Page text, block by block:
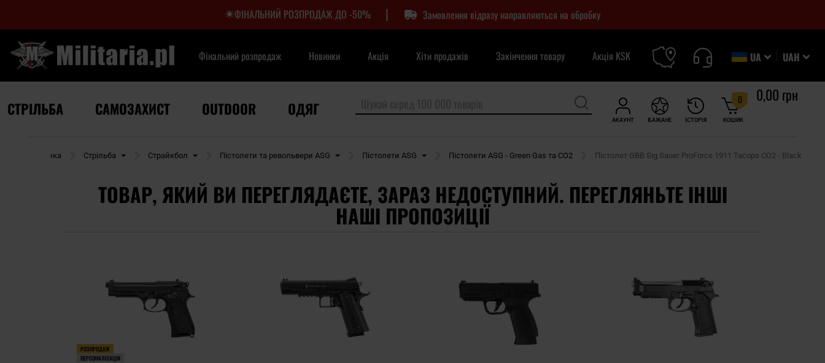
ФІНАЛЬНИЙ РОЗПРОДАЖ ДО -50% | Замовлення відразу направляються на обробку
UAH
UA
Фінальний розпродаж Новинки Акція Хіти продажів Закінчення товару Акція KSK
АКАУНТ ІСТОРІЯ
БАЖАНЕ КОШИК
0 0,00 грн
СТРІЛЬБА САМОЗАХИСТ OUTDOOR ОДЯГ
сторінка Стрільба Страйкбол Пістолети та револьвери ASG Пістолети ASG Пістолети ASG - Green Gas та CO2 Пістолет GBB Sig Sauer ProForce 1911 Tacops CO2 - Black
ТОВАР, ЯКИЙ ВИ ПЕРЕГЛЯДАЄТЕ, ЗАРАЗ НЕДОСТУПНИЙ. ПЕРЕГЛЯНЬТЕ ІНШІ
НАШІ ПРОПОЗИЦІЇ
РОЗПРОДАЖ
ПЕРСОНАЛІЗАЦІЯ